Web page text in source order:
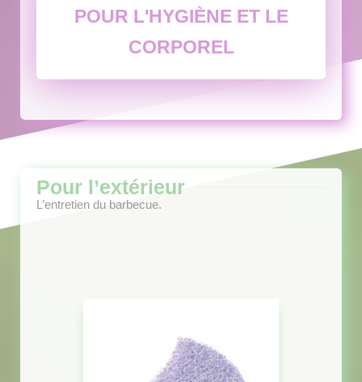
POUR L'HYGIÈNE ET LE
CORPOREL
Pour l’extérieur
L’entretien du barbecue.